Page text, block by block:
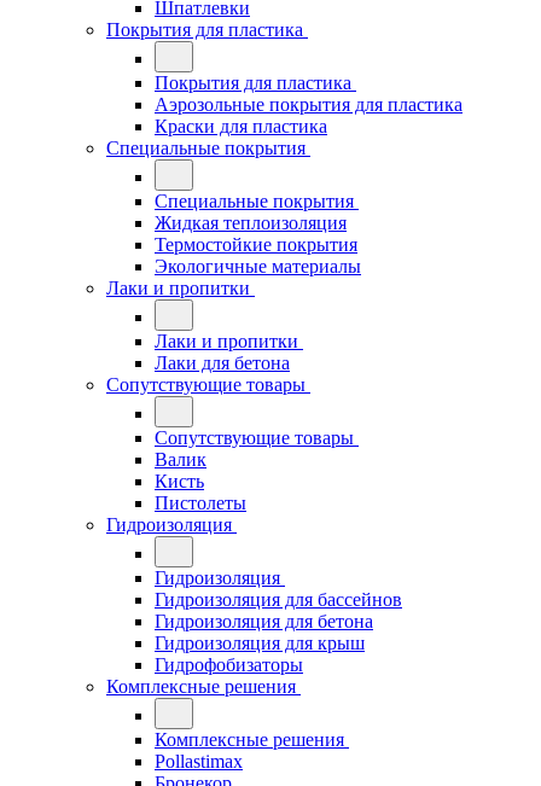
Шпатлевки
Покрытия для пластика
Покрытия для пластика
Аэрозольные покрытия для пластика
Краски для пластика
Специальные покрытия
Специальные покрытия
Жидкая теплоизоляция
Термостойкие покрытия
Экологичные материалы
Лаки и пропитки
Лаки и пропитки
Лаки для бетона
Сопутствующие товары
Сопутствующие товары
Валик
Кисть
Пистолеты
Гидроизоляция
Гидроизоляция
Гидроизоляция для бассейнов
Гидроизоляция для бетона
Гидроизоляция для крыш
Гидрофобизаторы
Комплексные решения
Комплексные решения
Pollastimax